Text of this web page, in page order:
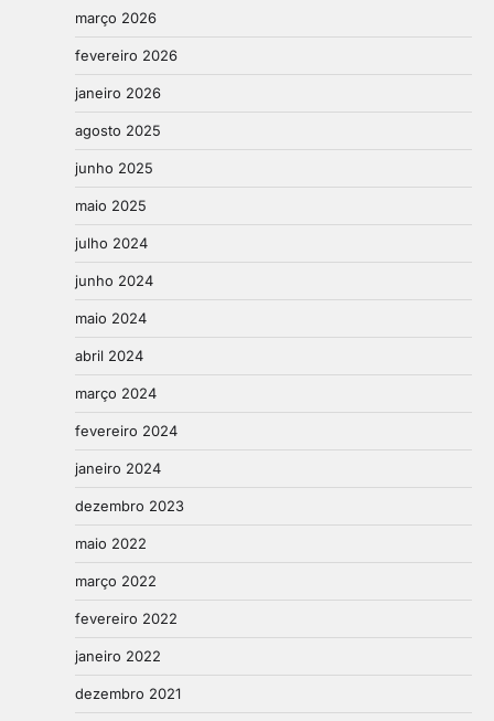
março 2026
fevereiro 2026
janeiro 2026
agosto 2025
junho 2025
maio 2025
julho 2024
junho 2024
maio 2024
abril 2024
março 2024
fevereiro 2024
janeiro 2024
dezembro 2023
maio 2022
março 2022
fevereiro 2022
janeiro 2022
dezembro 2021